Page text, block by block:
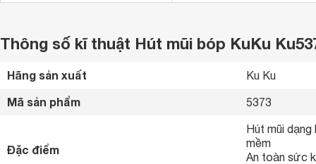
Thông số kĩ thuật Hút mũi bóp KuKu
Hãng sản xuất Ku Ku
Mã sản phẩm 5373
Đặc điểm
Hút mũi
mềm
An toàn sức